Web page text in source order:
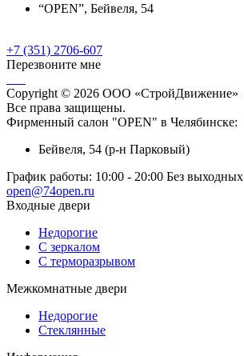
“OPEN”, Бейвеля, 54
+7 (351) 2706-607
Перезвоните мне
Copyright © 2026 ООО «СтройДвижение»
Все права защищены.
Фирменный салон "OPEN" в Челябинске:
Бейвеля, 54 (р-н Парковый)
График работы: 10:00 - 20:00 Без выходных
open@74open.ru
Входные двери
Недорогие
С зеркалом
С терморазрывом
Межкомнатные двери
Недорогие
Стеклянные